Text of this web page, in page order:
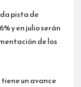
pista de
y en julio serán
de los
un avance